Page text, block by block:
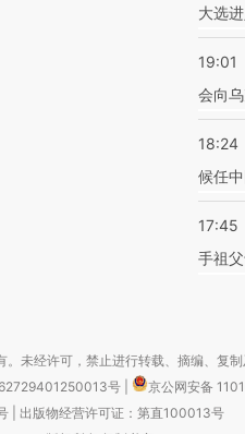
大选
19:01
会向
18:24
候任
17:45
手祖
未经许可，禁止进行转载、摘编、复制
号
京公网安备
| 出版物经营许可证：第直100013号